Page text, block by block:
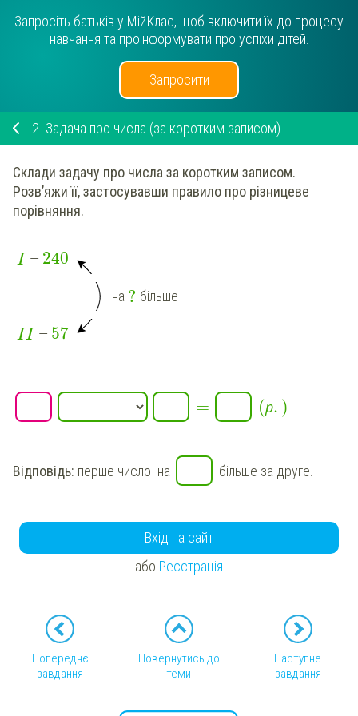
Запросіть батьків у МійКлас, щоб включити їх до процесу
навчання та проінформувати про успіхи дітей.
Запросити
2. Задача про числа (за коротким записом)
Склади задачу про числа за коротким записом.
Розв’яжи її, застосувавши правило про різницеве
порівняння.
I — 240
на ? більше
II — 57
= (р. )
Відповідь: перше число на більше за друге.
Вхід на сайт
або Реєстрація
Попереднє
завдання
Повернутись до
теми
Наступне
завдання